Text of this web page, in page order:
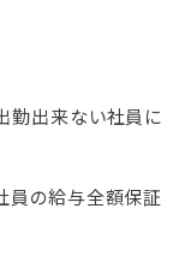
勤出来ない社員に
員の給与全額保証